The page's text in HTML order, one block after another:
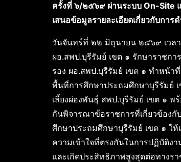
ครั้งที่ ๖/๒๕๖๙ ผ่านระบบ On-Site
เสนอข้อมูลรายละเอียดเกี่ยวกับกา
วันจันทร์ที่ ๒๒ มิถุนายน ๒๕๖๙ เวล
ผอ.สพป.บุรีรัมย์ เขต ๑ รักษาราชก
รอง ผอ.สพป.บุรีรัมย์ เขต ๑ ทำหน้
พื้นที่การศึกษาประถมศึกษาบุรีรัมย์
เลี้ยงผ่องพันธุ์ สพป.บุรีรัมย์ เขต ๑
กันพิจารณาข้อราชการที่เกี่ยวข้องกั
ศึกษาประถมศึกษาบุรีรัมย์ เขต ๑ ใ
ความเข้าใจที่ตรงกันในการปฏิบัติง
และเกิดประสิทธิภาพสูงสุดต่อทางรา